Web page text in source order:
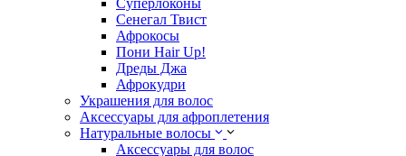
Суперлоконы
Сенегал Твист
Афрокосы
Пони Hair Up!
Дреды Джа
Афрокудри
Украшения для волос
Аксессуары для афроплетения
Натуральные волосы
Аксессуары для волос